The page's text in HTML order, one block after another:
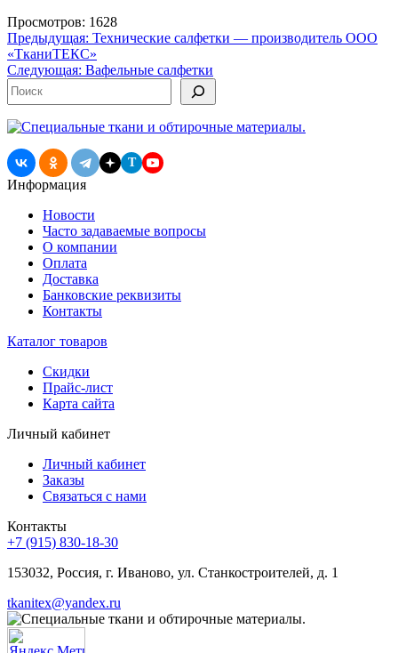
Просмотров: 1628
Навигация
по
записям
Предыдущая: Технические салфетки — производитель ООО
«ТканиТЕКС»
Следующая: Вафельные салфетки
Поиск
T
Информация
Новости
Часто задаваемые вопросы
О компании
Оплата
Доставка
Банковские реквизиты
Контакты
Каталог товаров
Скидки
Прайс-лист
Карта сайта
Личный кабинет
Личный кабинет
Заказы
Связаться с нами
Контакты
+7 (915) 830-18-30
153032, Россия, г. Иваново, ул. Станкостроителей, д. 1
tkanitex@yandex.ru